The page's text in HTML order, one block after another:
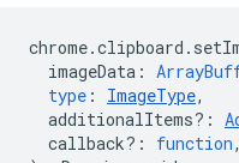
chrome.clipboard .
imageData :
type : ImageType,
additionalItems? :
callback? : function,